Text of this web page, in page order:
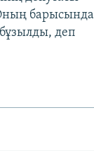
барысында
деп